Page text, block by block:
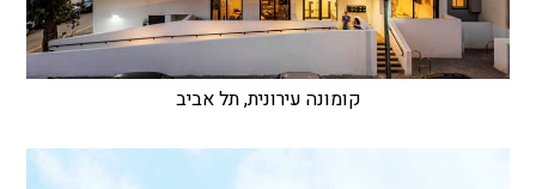
קומונה עירונית, תל אביב